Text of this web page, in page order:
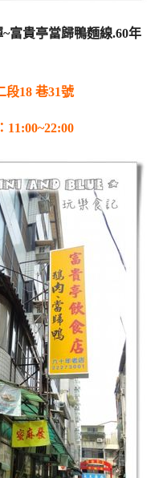
富貴亭當歸鴨麵線.60年
段18 巷31號
11:00~22:00